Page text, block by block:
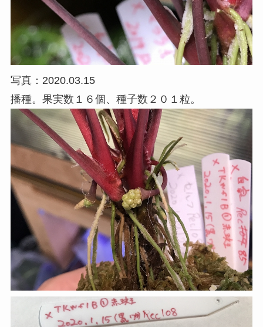
写真：2020.03.15
播種。果実数１６個、種子数２０１粒。